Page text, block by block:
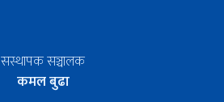
सस्थापक सञ्चालक
कमल बुढा